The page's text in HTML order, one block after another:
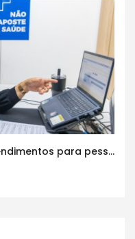
Meu SUS Digital amplia teleatendimentos para pessoas com problemas com jogos e apostas